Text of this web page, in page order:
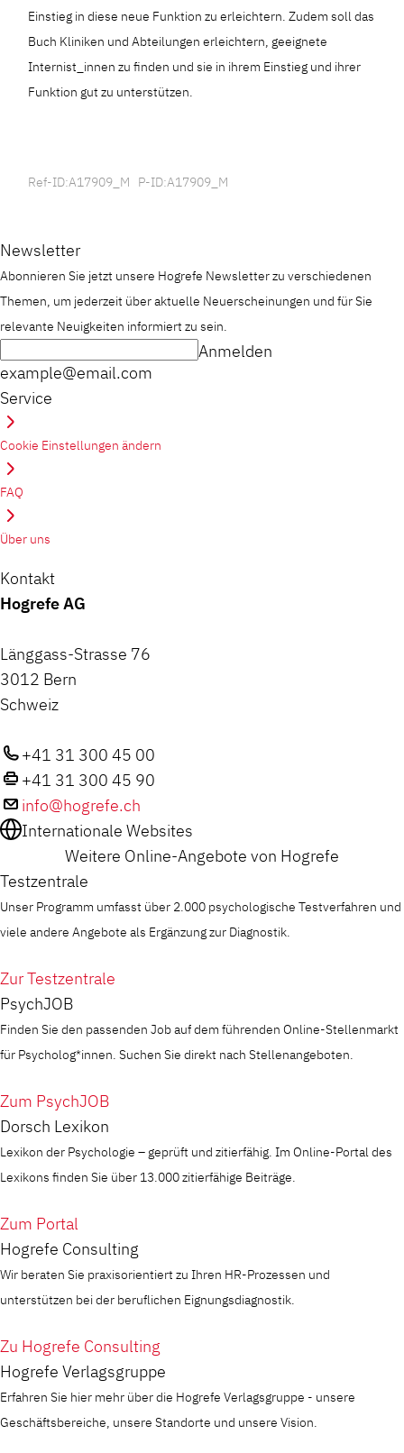
Einstieg in diese neue Funktion zu erleichtern. Zudem soll das
Buch Kliniken und Abteilungen erleichtern, geeignete
Internist_innen zu finden und sie in ihrem Einstieg und ihrer
Funktion gut zu unterstützen.
Ref-ID:A17909_M P-ID:A17909_M
Newsletter
Abonnieren Sie jetzt unsere Hogrefe Newsletter zu verschiedenen
Themen, um jederzeit über aktuelle Neuerscheinungen und für Sie
relevante Neuigkeiten informiert zu sein.
example@email.com
Anmelden
Service
Cookie Einstellungen ändern
FAQ
Über uns
Kontakt
Hogrefe AG
Länggass-Strasse 76
3012 Bern
Schweiz
+41 31 300 45 00
+41 31 300 45 90
info@hogrefe.ch
Internationale Websites
Weitere Online-Angebote von Hogrefe
Testzentrale
Unser Programm umfasst über 2.000 psychologische Testverfahren und
viele andere Angebote als Ergänzung zur Diagnostik.
Zur Testzentrale
PsychJOB
Finden Sie den passenden Job auf dem führenden Online-Stellenmarkt
für Psycholog*innen. Suchen Sie direkt nach Stellenangeboten.
Zum PsychJOB
Dorsch Lexikon
Lexikon der Psychologie – geprüft und zitierfähig. Im Online-Portal des
Lexikons finden Sie über 13.000 zitierfähige Beiträge.
Zum Portal
Hogrefe Consulting
Wir beraten Sie praxisorientiert zu Ihren HR-Prozessen und
unterstützen bei der beruflichen Eignungsdiagnostik.
Zu Hogrefe Consulting
Hogrefe Verlagsgruppe
Erfahren Sie hier mehr über die Hogrefe Verlagsgruppe - unsere
Geschäftsbereiche, unsere Standorte und unsere Vision.